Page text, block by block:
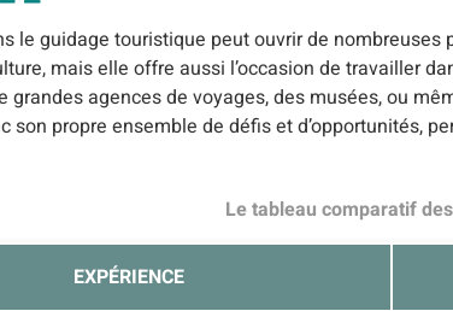
le guidage touristique peut ouvrir de
mais elle offre aussi l’occasion de travailler
grandes agences de voyages, des musées, ou
son propre ensemble de défis et d’opportunités,
Le tableau comparatif
EXPÉRIENCE